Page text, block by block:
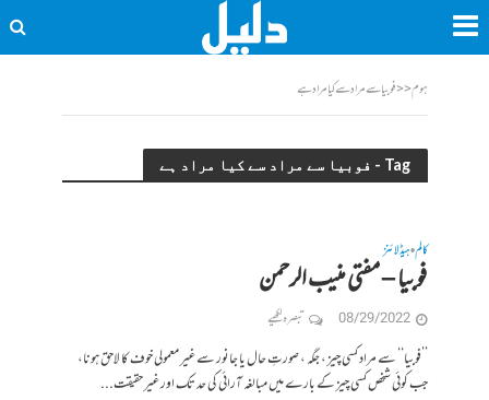
ہوم<<فوبیا سے مراد سے کیا مراد ہے
Tag - فوبیا سے مراد سے کیا مراد ہے
کالم•ہیڈلائنز
فوبیا – مفتی منیب الرحمن
08/29/2022 تبصرہ لکھیے
’’فوبیا‘‘ سے مراد کسی چیز ، جگہ ، صورتِ حال یا جانور سے غیر معمولی خوف کا لاحق ہونا،
جب کوئی شخص کسی چیز کے بارے میں مبالغہ آرائی کی حد تک اور غیر حقیقت...